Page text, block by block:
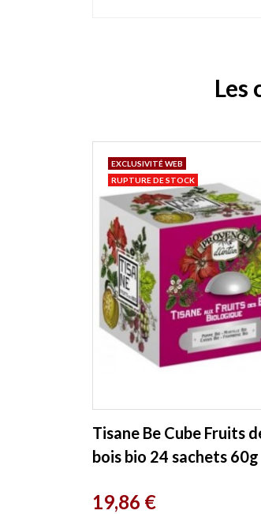
Les
Tisane Be Cube Fruits
bois bio 24 sachets 60g
Antan
Prix
19,86 €
EXCLUSIVITÉ WEB
RUPTURE DE STOCK